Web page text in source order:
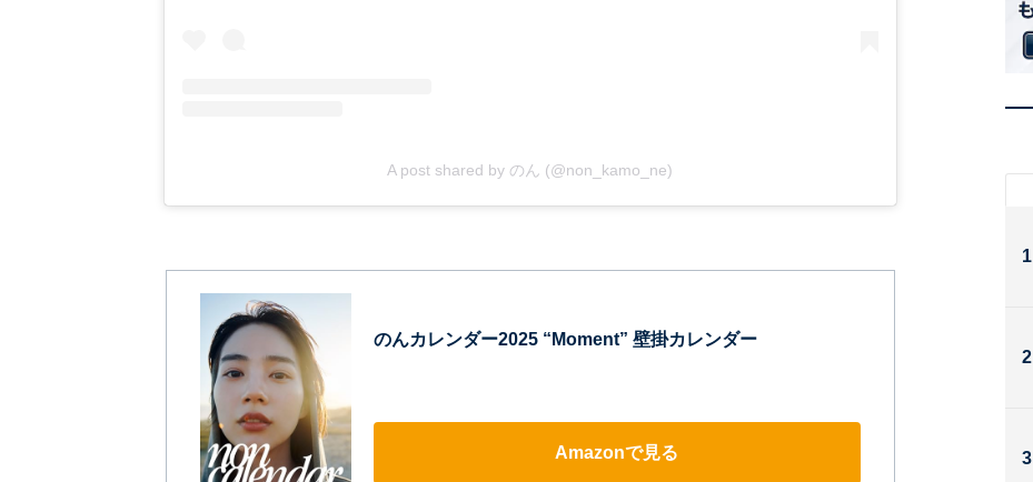
A post shared by のん (@non_kamo_ne)
のんカレンダー2025 “Moment” 壁掛カレンダー
Amazonで見る
1
2
3